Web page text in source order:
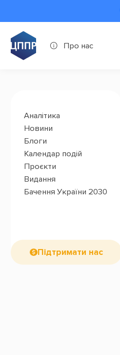
Про нас
Аналітика
Новини
Блоги
Календар подій
Проєкти
Видання
Бачення України 2030
Підтримати нас